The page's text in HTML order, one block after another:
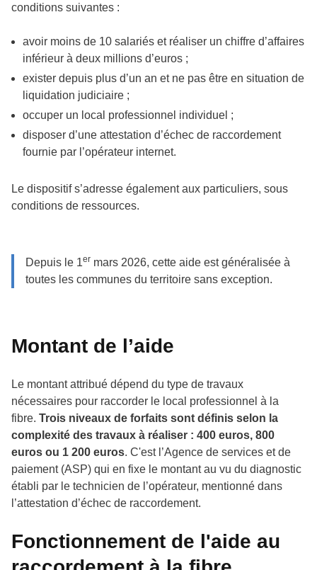
conditions suivantes :
avoir moins de 10 salariés et réaliser un chiffre d’affaires
inférieur à deux millions d’euros ;
exister depuis plus d’un an et ne pas être en situation de
liquidation judiciaire ;
occuper un local professionnel individuel ;
disposer d’une attestation d’échec de raccordement
fournie par l’opérateur internet.
Le dispositif s’adresse également aux particuliers, sous
conditions de ressources.
Depuis le 1er mars 2026, cette aide est généralisée à
toutes les communes du territoire sans exception.
Montant de l’aide
Le montant attribué dépend du type de travaux
nécessaires pour raccorder le local professionnel à la
fibre. Trois niveaux de forfaits sont définis selon la
complexité des travaux à réaliser : 400 euros, 800
euros ou 1 200 euros. C'est l’Agence de services et de
paiement (ASP) qui en fixe le montant au vu du diagnostic
établi par le technicien de l’opérateur, mentionné dans
l’attestation d’échec de raccordement.
Fonctionnement de l'aide au